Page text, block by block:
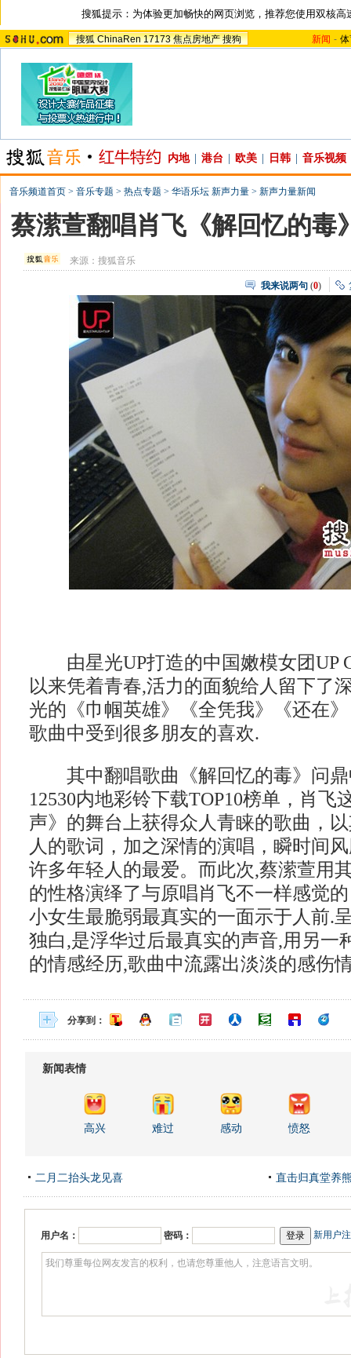
搜狐提示：为体验更加畅快的网页浏览，推荐您使用双核高
搜狐 ChinaRen 17173 焦点房地产 搜狗 新闻 -
内地 港台 欧美 日韩 音乐视频
音乐频道首页 > 音乐专题 > 热点专题 > 华语乐坛 新声力量 > 新声力量新闻
蔡潆萱翻唱肖飞《解回忆的毒
来源：搜狐音乐
我来说两句 (0)
由星光UP打造的中国嫩模女团UP
以来凭着青春,活力的面貌给人留下了
光的《巾帼英雄》《全凭我》《还在
歌曲中受到很多朋友的喜欢.
其中翻唱歌曲《解回忆的毒》问鼎
12530内地彩铃下载TOP10榜单，肖飞
声》的舞台上获得众人青睐的歌曲，
人的歌词，加之深情的演唱，瞬时间
许多年轻人的最爱。而此次,蔡潆萱用
的性格演绎了与原唱肖飞不一样感觉
小女生最脆弱最真实的一面示于人前.
独白,是浮华过后最真实的声音,用另一
的情感经历,歌曲中流露出淡淡的感伤
分享到：
新闻表情
高兴 难过 感动 愤怒
二月二抬头龙见喜 直击归真堂养
用户名： 密码： 新用户